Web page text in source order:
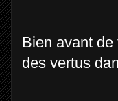
Bien avant
des vertus